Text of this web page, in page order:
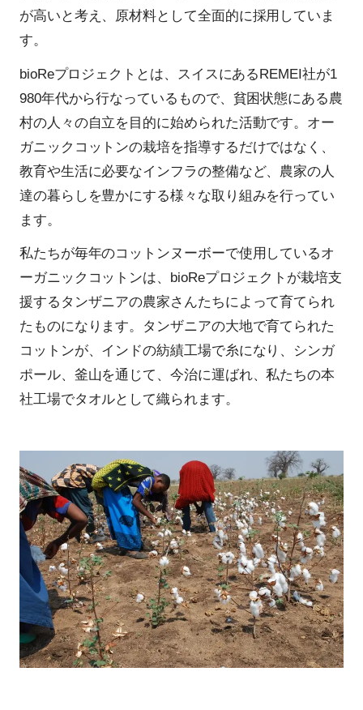
が高いと考え、原材料として全面的に採用していま
す。
bioReプロジェクトとは、スイスにあるREMEI社が1
980年代から行なっているもので、貧困状態にある農
村の人々の自立を目的に始められた活動です。オー
ガニックコットンの栽培を指導するだけではなく、
教育や生活に必要なインフラの整備など、農家の人
達の暮らしを豊かにする様々な取り組みを行ってい
ます。
私たちが毎年のコットンヌーボーで使用しているオ
ーガニックコットンは、bioReプロジェクトが栽培支
援するタンザニアの農家さんたちによって育てられ
たものになります。タンザニアの大地で育てられた
コットンが、インドの紡績工場で糸になり、シンガ
ポール、釜山を通じて、今治に運ばれ、私たちの本
社工場でタオルとして織られます。